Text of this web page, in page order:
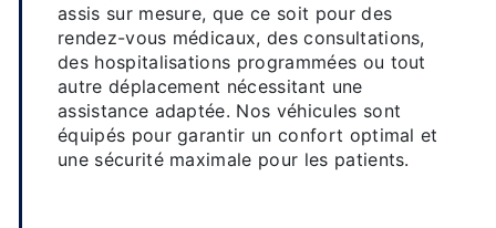
assis sur mesure, que ce soit pour des
rendez-vous médicaux, des consultations,
des hospitalisations programmées ou tout
autre déplacement nécessitant une
assistance adaptée. Nos véhicules sont
équipés pour garantir un confort optimal et
une sécurité maximale pour les patients.